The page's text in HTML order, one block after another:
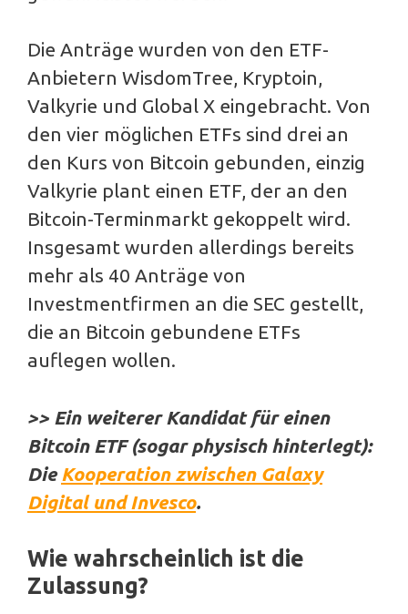
Die Anträge wurden von den ETF-
Anbietern WisdomTree, Kryptoin,
Valkyrie und Global X eingebracht. Von
den vier möglichen ETFs sind drei an
den Kurs von Bitcoin gebunden, einzig
Valkyrie plant einen ETF, der an den
Bitcoin-Terminmarkt gekoppelt wird.
Insgesamt wurden allerdings bereits
mehr als 40 Anträge von
Investmentfirmen an die SEC gestellt,
die an Bitcoin gebundene ETFs
auflegen wollen.
>> Ein weiterer Kandidat für einen
Bitcoin ETF (sogar physisch hinterlegt):
Die Kooperation zwischen Galaxy
Digital und Invesco.
Wie wahrscheinlich ist die
Zulassung?